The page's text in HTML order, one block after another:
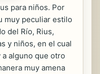
para niños. Por
muy peculiar estilo
del Río, Rius,
y niños, en el cual
alguno que otro
muy amena